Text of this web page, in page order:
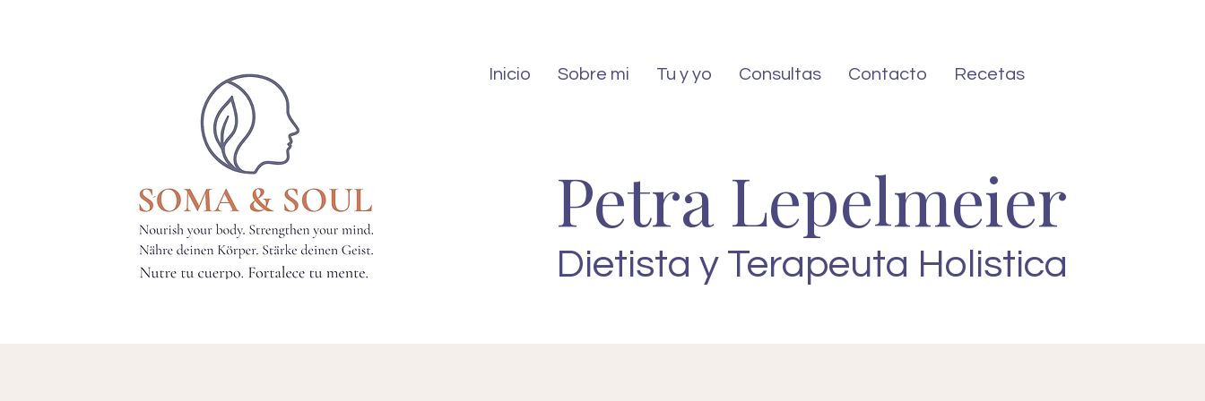
Inicio Sobre mi Tu y yo Consultas Contacto Recetas
Petra Lepelmeier
Dietista y Terapeuta Holistica